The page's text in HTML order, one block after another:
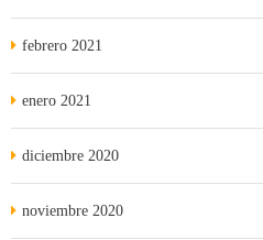
febrero 2021
enero 2021
diciembre 2020
noviembre 2020